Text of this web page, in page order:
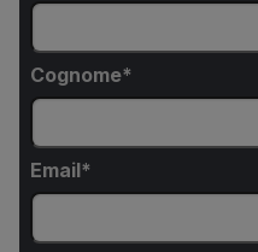
Cognome
Email